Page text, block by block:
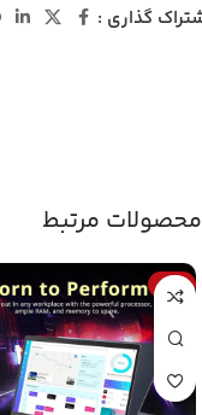
گذاری :
محصولات مرتبط
-1%